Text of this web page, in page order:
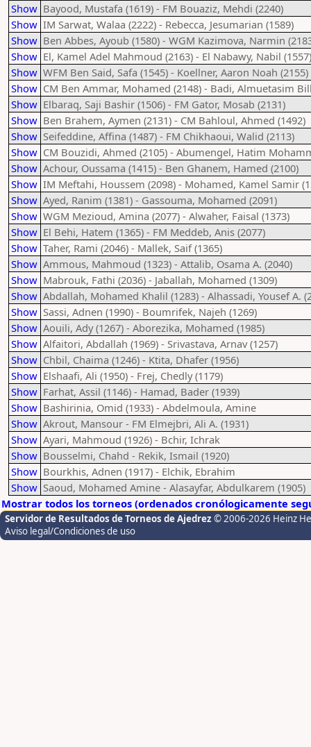
Show Bayood, Mustafa (1619) - FM Bouaziz, Mehdi (2240)
Show IM Sarwat, Walaa (2222) - Rebecca, Jesumarian (1589)
Show Ben Abbes, Ayoub (1580) - WGM Kazimova, Narmin
Show El, Kamel Adel Mahmoud (2163) - El Nabawy, Nabil (1557)
Show WFM Ben Said, Safa (1545) - Koellner, Aaron Noah (2155)
Show CM Ben Ammar, Mohamed (2148) - Badi, Almuetasim
Show Elbaraq, Saji Bashir (1506) - FM Gator, Mosab (2131)
Show Ben Brahem, Aymen (2131) - CM Bahloul, Ahmed (1492)
Show Seifeddine, Affina (1487) - FM Chikhaoui, Walid (2113)
Show CM Bouzidi, Ahmed (2105) - Abumengel, Hatim
Show Achour, Oussama (1415) - Ben Ghanem, Hamed (2100)
Show IM Meftahi, Houssem (2098) - Mohamed, Kamel Samir
Show Ayed, Ranim (1381) - Gassouma, Mohamed (2091)
Show WGM Mezioud, Amina (2077) - Alwaher, Faisal (1373)
Show El Behi, Hatem (1365) - FM Meddeb, Anis (2077)
Show Taher, Rami (2046) - Mallek, Saif (1365)
Show Ammous, Mahmoud (1323) - Attalib, Osama A. (2040)
Show Mabrouk, Fathi (2036) - Jaballah, Mohamed (1309)
Show Abdallah, Mohamed Khalil (1283) - Alhassadi, Yousef A.
Show Sassi, Adnen (1990) - Boumrifek, Najeh (1269)
Show Aouili, Ady (1267) - Aborezika, Mohamed (1985)
Show Alfaitori, Abdallah (1969) - Srivastava, Arnav (1257)
Show Chbil, Chaima (1246) - Ktita, Dhafer (1956)
Show Elshaafi, Ali (1950) - Frej, Chedly (1179)
Show Farhat, Assil (1146) - Hamad, Bader (1939)
Show Bashirinia, Omid (1933) - Abdelmoula, Amine
Show Akrout, Mansour - FM Elmejbri, Ali A. (1931)
Show Ayari, Mahmoud (1926) - Bchir, Ichrak
Show Bousselmi, Chahd - Rekik, Ismail (1920)
Show Bourkhis, Adnen (1917) - Elchik, Ebrahim
Show Saoud, Mohamed Amine - Alasayfar, Abdulkarem (1905)
Mostrar todos los torneos (ordenados cronólogicamente
Servidor de Resultados de Torneos de Ajedrez © 2006-2026 Heinz
Aviso legal/Condiciones de uso